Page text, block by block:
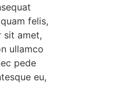
felis,
sit amet,
ullamco
pede
eu,